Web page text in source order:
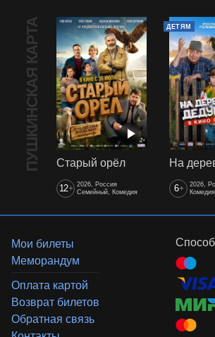
ПУШКИНСКАЯ КАРТА Старый орёл
12+ 2026, Россия
Семейный, Комедия
ДЕТЯМ
6+
2026,
Мои билеты
Меморандум
Оплата картой
Возврат билетов
Обратная связь